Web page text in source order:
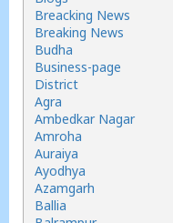
Breacking News
Breaking News
Budha
Business-page
District
Agra
Ambedkar Nagar
Amroha
Auraiya
Ayodhya
Azamgarh
Ballia